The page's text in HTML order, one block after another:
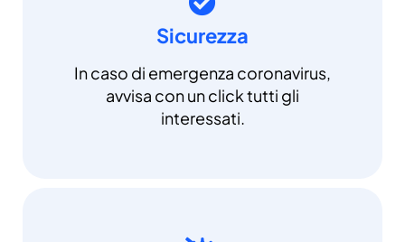
Sicurezza
In caso di emergenza coronavirus,
avvisa con un click tutti gli
interessati.